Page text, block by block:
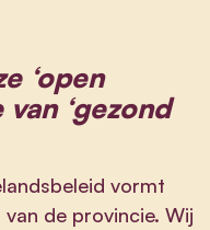
‘open
‘gezond
vormt
de provincie. Wij